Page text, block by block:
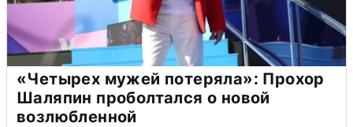
«Четырех мужей потеряла»: Прохор
Шаляпин проболтался о новой
возлюбленной